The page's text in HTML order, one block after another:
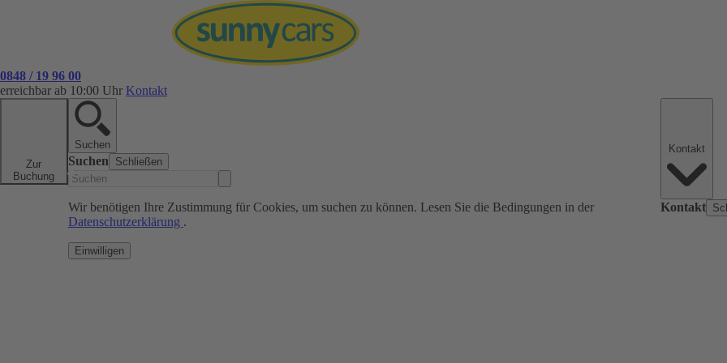
0848 / 19 96 00
erreichbar ab 10:00 Uhr Kontakt
Zur
Buchung
Suchen
Suchen Schließen
Wir benötigen Ihre Zustimmung für Cookies, um suchen zu können. Lesen Sie die Bedingungen in der
Datenschutzerklärung .
Einwilligen
Kontakt